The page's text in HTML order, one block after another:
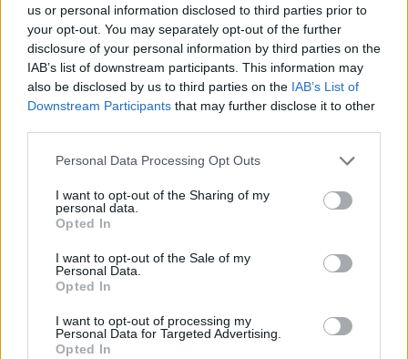
us or personal information disclosed to third parties prior to
your opt-out. You may separately opt-out of the further
disclosure of your personal information by third parties on the
IAB’s list of downstream participants. This information may
also be disclosed by us to third parties on the IAB’s List of
Downstream Participants that may further disclose it to other
Personal Data Processing Opt Outs
I want to opt-out of the Sharing of my
personal data.
Opted In
I want to opt-out of the Sale of my
Personal Data.
Opted In
I want to opt-out of processing my
Personal Data for Targeted Advertising.
Opted In
Staran luetuimmat
1
UUTISET